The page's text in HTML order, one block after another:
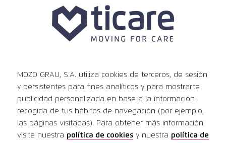
estructuras para locator.
blanqueamiento, etc.
PONENTE:
MOZO GRAU, S.A. utiliza cookies de terceros, de sesión
y persistentes para fines analíticos y para mostrarte
publicidad personalizada en base a la información
recogida de tus hábitos de navegación (por ejemplo,
las páginas visitadas). Para obtener más información
visite nuestra política de cookies y nuestra política de